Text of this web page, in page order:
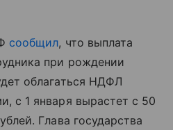
сообщил, что выплата
при рождении
облагаться НДФЛ
с 1 января вырастет с 50
Глава государства